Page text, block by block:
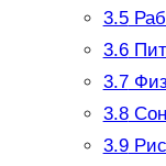
3.5
3.6
3.7
3.8Сон
3.9